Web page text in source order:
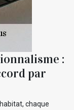
:
par
chaque